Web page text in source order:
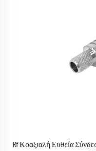
Rf Κοαξιαλή Ευθεία